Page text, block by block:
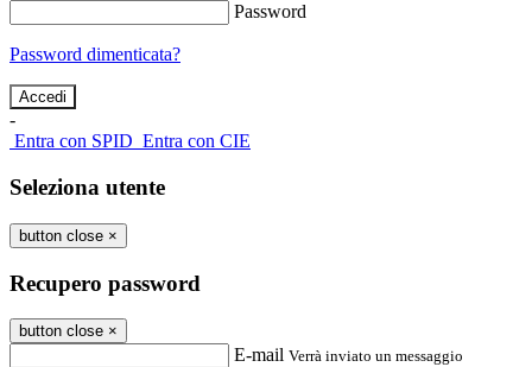
Password
Password dimenticata?
-
Entra con SPID Entra con CIE
Seleziona utente
button close ×
Recupero password
button close ×
E-mail Verrà inviato un messaggio